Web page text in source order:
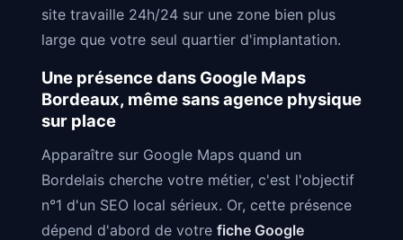
site travaille 24h/24 sur une zone bien plus
large que votre seul quartier d'implantation.
Une présence dans Google Maps
Bordeaux, même sans agence physique
sur place
Apparaître sur Google Maps quand un
Bordelais cherche votre métier, c'est l'objectif
n°1 d'un SEO local sérieux. Or, cette présence
dépend d'abord de votre fiche Google